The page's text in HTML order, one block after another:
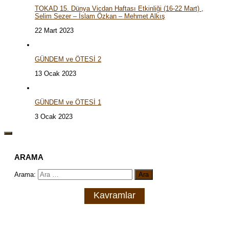
TOKAD 15. Dünya Vicdan Haftası Etkinliği (16-22 Mart) ,
Selim Sezer – İslam Özkan – Mehmet Alkış
22 Mart 2023
GÜNDEM ve ÖTESİ 2
13 Ocak 2023
GÜNDEM ve ÖTESİ 1
3 Ocak 2023
ARAMA
Arama:
Kavramlar